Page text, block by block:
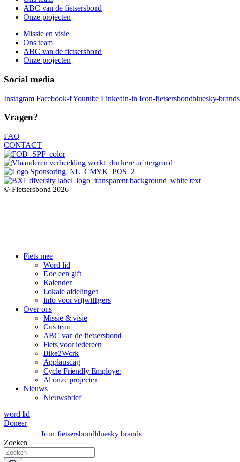
ABC van de fietsersbond
Onze projecten
Missie en visie
Ons team
ABC van de fietsersbond
Onze projecten
Social media
Instagram Facebook-fYoutube Linkedin-in Icon-fietsersbondbluesky-brands
Vragen?
FAQ
CONTACT
© Fietsersbond 2026
Fiets mee
Word lid
Doe een gift
Kalender
Lokale afdelingen
Info voor vrijwilligers
Over ons
Missie & visie
Ons team
ABC van de fietsersbond
Fiets voor iedereen
Bike2Work
Applausdag
Cycle Friendly Employer
Al onze projecten
Nieuws
Nieuwsbrief
word lid
Doneer
Icon-fietsersbondbluesky-brands
Zoeken